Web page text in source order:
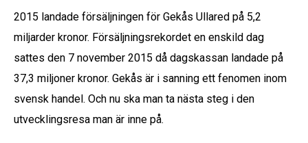
2015 landade försäljningen för Gekås Ullared på 5,2
miljarder kronor. Försäljningsrekordet en enskild dag
sattes den 7 november 2015 då dagskassan landade på
37,3 miljoner kronor. Gekås är i sanning ett fenomen inom
svensk handel. Och nu ska man ta nästa steg i den
utvecklingsresa man är inne på.